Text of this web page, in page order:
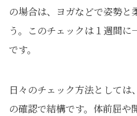
の場合は、ヨガなどで姿勢と
う。このチェックは１週間
です。
日々のチェック方法として
の確認で結構です。体前屈